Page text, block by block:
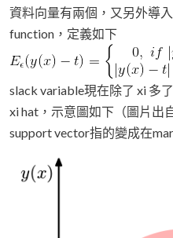
資料向量有兩個，又另外導
function，定義如下
slack variable現在除了 xi 多
xi hat，示意圖如下（圖片出
support vector指的變成在